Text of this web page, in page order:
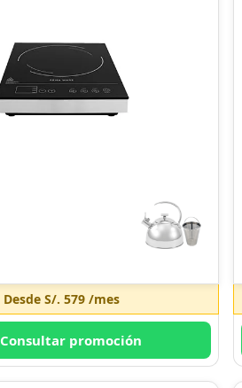
Desde S/. 579/mes
Consultar promoción